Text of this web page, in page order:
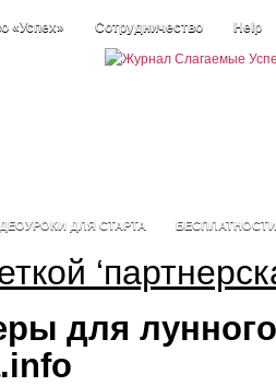
«Успех» Сотрудничество Help
ДЛЯ СТАРТА БЕСПЛАТНОСТИ
для